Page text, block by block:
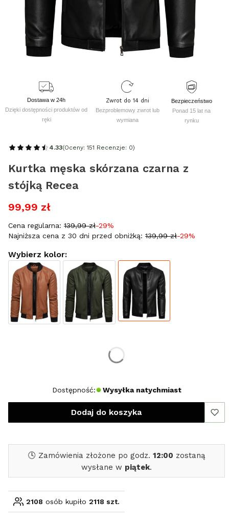
Dostawa w 24h
Dzięki dostępności produktów od
ręki
Zwrot do 14 dni
Bezproblemowy zwrot lub
wymiana
Bezpieczeństwo
Ponad 15 lat na
rynku
4.33(Oceny: 151 Recenzje: 0)
Kurtka męska skórzana czarna z
stójką Recea
99,99 zł
Cena regularna: 139,99 zł-29%
Najniższa cena z 30 dni przed obniżką: 139,99 zł-29%
Wybierz kolor:
Dostępność: Wysyłka natychmiast
Dodaj do koszyka
🕓 Zamówienia złożone po godz. 12:00 zostaną
wysłane w piątek.
2108 osób kupiło 2118 szt.